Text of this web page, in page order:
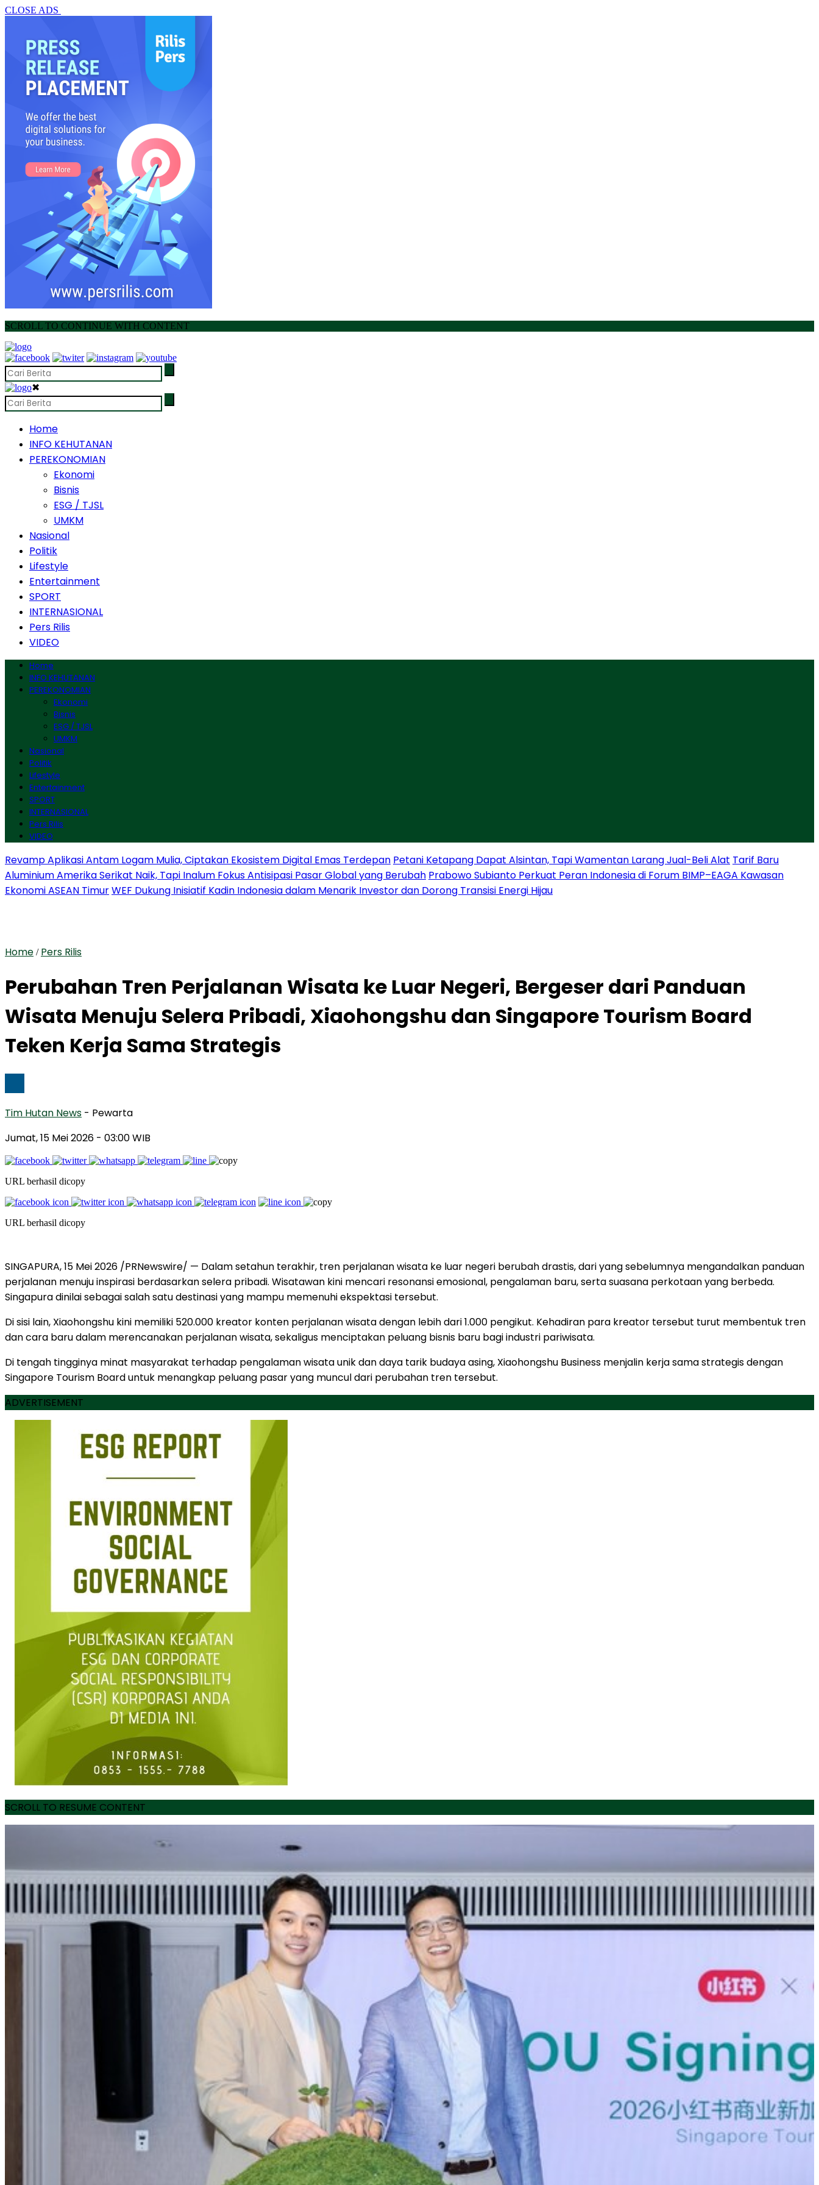
CLOSE ADS
SCROLL TO CONTINUE WITH CONTENT
✖
Home
INFO KEHUTANAN
PEREKONOMIAN
Ekonomi
Bisnis
ESG / TJSL
UMKM
Nasional
Politik
Lifestyle
Entertainment
SPORT
INTERNASIONAL
Pers Rilis
VIDEO
Home
INFO KEHUTANAN
PEREKONOMIAN
Ekonomi
Bisnis
ESG / TJSL
UMKM
Nasional
Politik
Lifestyle
Entertainment
SPORT
INTERNASIONAL
Pers Rilis
VIDEO
Revamp Aplikasi Antam Logam Mulia, Ciptakan Ekosistem Digital Emas Terdepan Petani Ketapang Dapat Alsintan, Tapi Wamentan Larang Jual-Beli Alat Tarif Baru
Aluminium Amerika Serikat Naik, Tapi Inalum Fokus Antisipasi Pasar Global yang Berubah Prabowo Subianto Perkuat Peran Indonesia di Forum BIMP–EAGA Kawasan
Ekonomi ASEAN TimurWEF Dukung Inisiatif Kadin Indonesia dalam Menarik Investor dan Dorong Transisi Energi Hijau
Home / Pers Rilis
Perubahan Tren Perjalanan Wisata ke Luar Negeri, Bergeser dari Panduan
Wisata Menuju Selera Pribadi, Xiaohongshu dan Singapore Tourism Board
Teken Kerja Sama Strategis
Tim Hutan News - Pewarta
Jumat, 15 Mei 2026 - 03:00 WIB
URL berhasil dicopy
URL berhasil dicopy
SINGAPURA, 15 Mei 2026 /PRNewswire/ — Dalam setahun terakhir, tren perjalanan wisata ke luar negeri berubah drastis, dari yang sebelumnya mengandalkan panduan
perjalanan menuju inspirasi berdasarkan selera pribadi. Wisatawan kini mencari resonansi emosional, pengalaman baru, serta suasana perkotaan yang berbeda.
Singapura dinilai sebagai salah satu destinasi yang mampu memenuhi ekspektasi tersebut.
Di sisi lain, Xiaohongshu kini memiliki 520.000 kreator konten perjalanan wisata dengan lebih dari 1.000 pengikut. Kehadiran para kreator tersebut turut membentuk tren
dan cara baru dalam merencanakan perjalanan wisata, sekaligus menciptakan peluang bisnis baru bagi industri pariwisata.
Di tengah tingginya minat masyarakat terhadap pengalaman wisata unik dan daya tarik budaya asing, Xiaohongshu Business menjalin kerja sama strategis dengan
Singapore Tourism Board untuk menangkap peluang pasar yang muncul dari perubahan tren tersebut.
ADVERTISEMENT
SCROLL TO RESUME CONTENT